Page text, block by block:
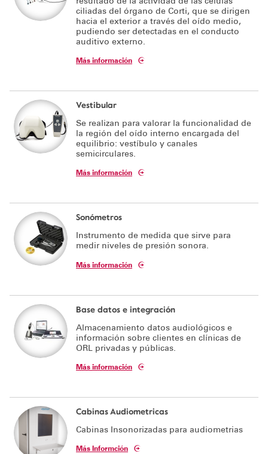
ciliadas del órgano de Corti, que se dirigen
hacia el exterior a través del oído medio,
pudiendo ser detectadas en el conducto
auditivo externo.
Más información
Vestibular
Se realizan para valorar la funcionalidad de
la región del oído interno encargada del
equilibrio: vestíbulo y canales
semicirculares.
Más información
Sonómetros
Instrumento de medida que sirve para
medir niveles de presión sonora.
Más información
Base datos e integración
Almacenamiento datos audiológicos e
información sobre clientes en clínicas de
ORL privadas y públicas.
Más información
Cabinas Audiometricas
Cabinas Insonorizadas para audiometrias
Más Informción